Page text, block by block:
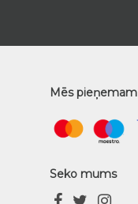
Mēs pieņemam
Seko mums